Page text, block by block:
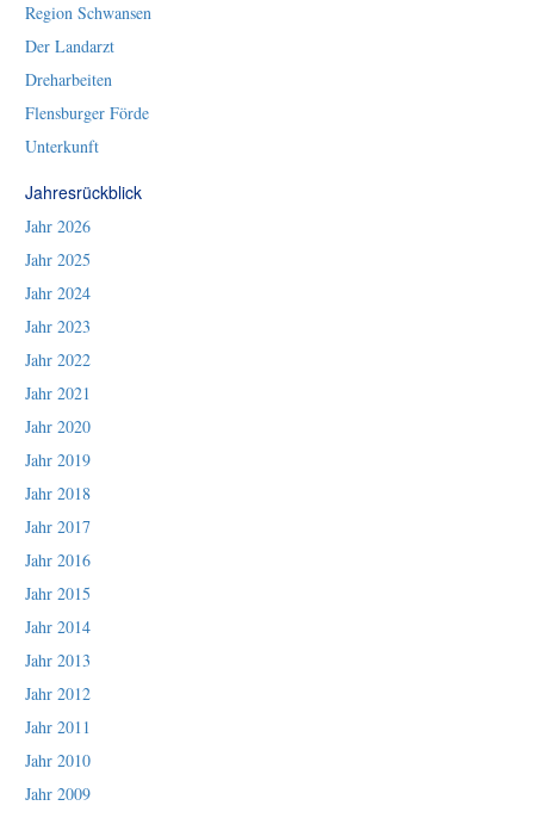
Region Schwansen
Der Landarzt
Dreharbeiten
Flensburger Förde
Unterkunft
Jahresrückblick
Jahr 2026
Jahr 2025
Jahr 2024
Jahr 2023
Jahr 2022
Jahr 2021
Jahr 2020
Jahr 2019
Jahr 2018
Jahr 2017
Jahr 2016
Jahr 2015
Jahr 2014
Jahr 2013
Jahr 2012
Jahr 2011
Jahr 2010
Jahr 2009